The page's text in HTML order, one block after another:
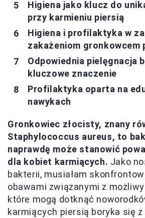
Higiena jako klucz do
przy karmieniu piersią
Higiena i profilaktyka w
zakażeniom
Odpowiednia pielęgnacja
kluczowe znaczenie
Profilaktyka oparta na
nawykach
Gronkowiec złocisty, znany
Staphylococcus aureus, to
naprawdę może stanowić
dla kobiet karmiących. Jako
bakterii, musiałam
obawami związanymi z
które mogą dotknąć
karmiących piersią boryka się